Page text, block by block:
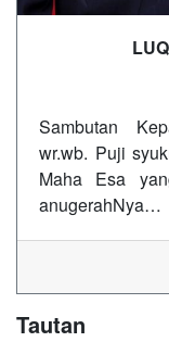
Sambutan
wr.wb. Puji
Maha Esa
anugerahNya…
Tautan